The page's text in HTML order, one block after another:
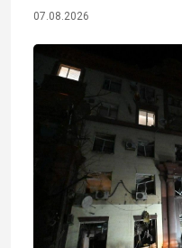
07.08.2026